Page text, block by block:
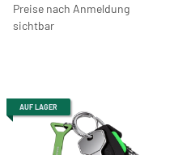
5,99 €
Preise nach Anmeldung
sichtbar
AUF LAGER